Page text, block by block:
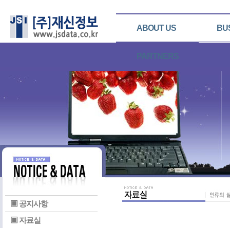
ABOUT US
PARTNERS
▣ 공지사항
▣ 자료실